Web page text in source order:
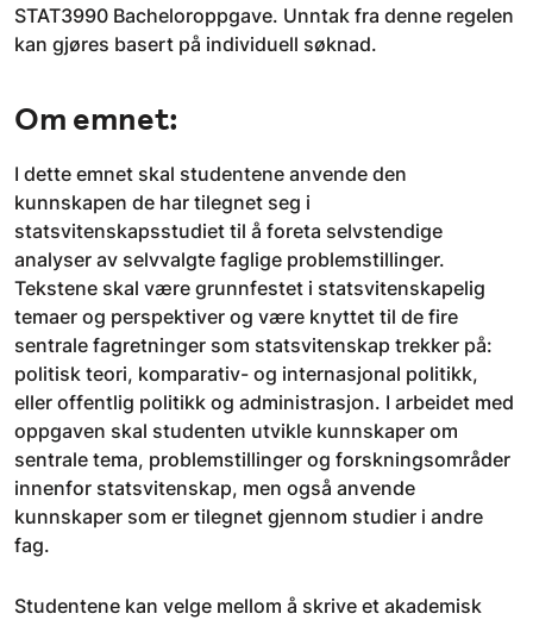
STAT3990 Bacheloroppgave. Unntak fra denne regelen
kan gjøres basert på individuell søknad.
Om emnet:
I dette emnet skal studentene anvende den
kunnskapen de har tilegnet seg i
statsvitenskapsstudiet til å foreta selvstendige
analyser av selvvalgte faglige problemstillinger.
Tekstene skal være grunnfestet i statsvitenskapelig
temaer og perspektiver og være knyttet til de fire
sentrale fagretninger som statsvitenskap trekker på:
politisk teori, komparativ- og internasjonal politikk,
eller offentlig politikk og administrasjon. I arbeidet med
oppgaven skal studenten utvikle kunnskaper om
sentrale tema, problemstillinger og forskningsområder
innenfor statsvitenskap, men også anvende
kunnskaper som er tilegnet gjennom studier i andre
fag.
Studentene kan velge mellom å skrive et akademisk